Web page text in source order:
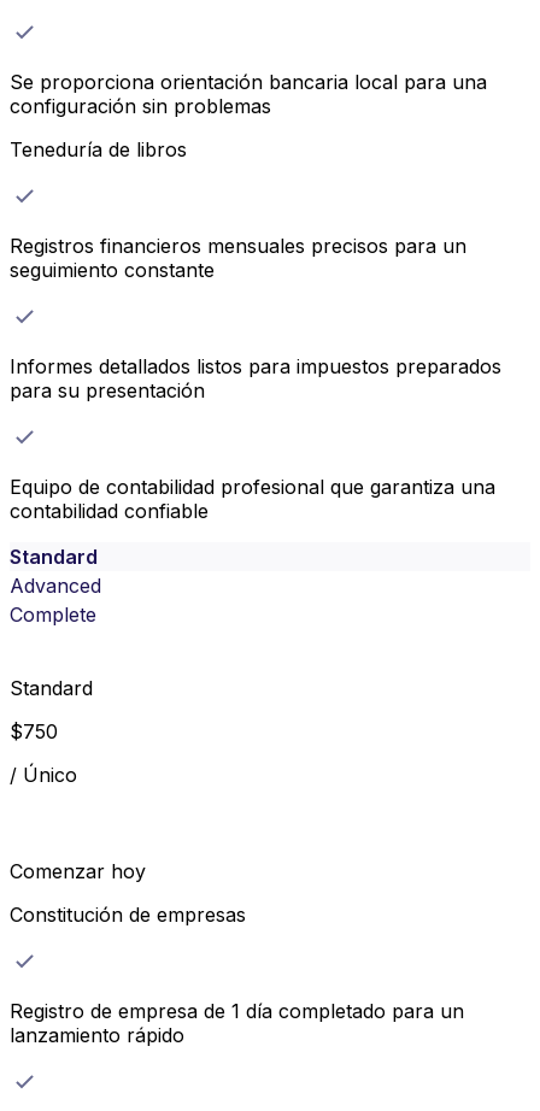
Se proporciona orientación bancaria local para una
configuración sin problemas
Teneduría de libros
Registros financieros mensuales precisos para un
seguimiento constante
Informes detallados listos para impuestos preparados
para su presentación
Equipo de contabilidad profesional que garantiza una
contabilidad confiable
Standard
Advanced
Complete
Standard
$750
/ Único
Comenzar hoy
Constitución de empresas
Registro de empresa de 1 día completado para un
lanzamiento rápido